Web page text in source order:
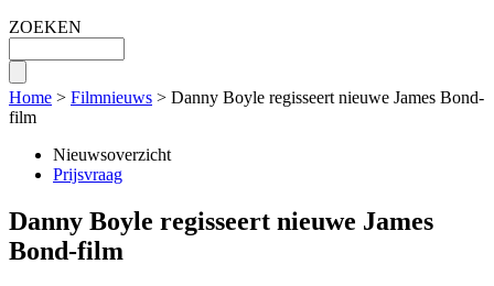
ZOEKEN
Home > Filmnieuws > Danny Boyle regisseert nieuwe James Bond-
film
Nieuwsoverzicht
Prijsvraag
Danny Boyle regisseert nieuwe James
Bond-film